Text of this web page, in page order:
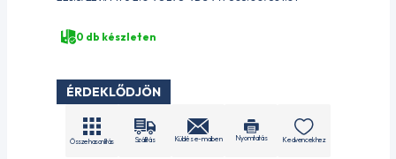
0 db készleten
ÉRDEKLŐDJÖN
Összehasonlítás Szállítás Küldés e-mailben Nyomtatás Kedvencekhez